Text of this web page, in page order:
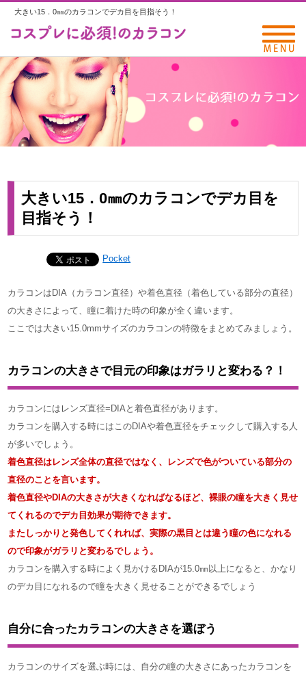
大きい15．0㎜のカラコンでデカ目を目指そう！
大きい15．0㎜のカラコンでデカ目を
目指そう！
Pocket
カラコンはDIA（カラコン直径）や着色直径（着色している部分の直径）
の大きさによって、瞳に着けた時の印象が全く違います。
ここでは大きい15.0mmサイズのカラコンの特徴をまとめてみましょう。
カラコンの大きさで目元の印象はガラリと変わる？！
カラコンにはレンズ直径=DIAと着色直径があります。
カラコンを購入する時にはこのDIAや着色直径をチェックして購入する人
が多いでしょう。
着色直径はレンズ全体の直径ではなく、レンズで色がついている部分の
直径のことを言います。
着色直径やDIAの大きさが大きくなればなるほど、裸眼の瞳を大きく見せ
てくれるのでデカ目効果が期待できます。
またしっかりと発色してくれれば、実際の黒目とは違う瞳の色になれる
ので印象がガラリと変わるでしょう。
カラコンを購入する時によく見かけるDIAが15.0㎜以上になると、かなり
のデカ目になれるので瞳を大きく見せることができるでしょう
自分に合ったカラコンの大きさを選ぼう
カラコンのサイズを選ぶ時には、自分の瞳の大きさにあったカラコンを